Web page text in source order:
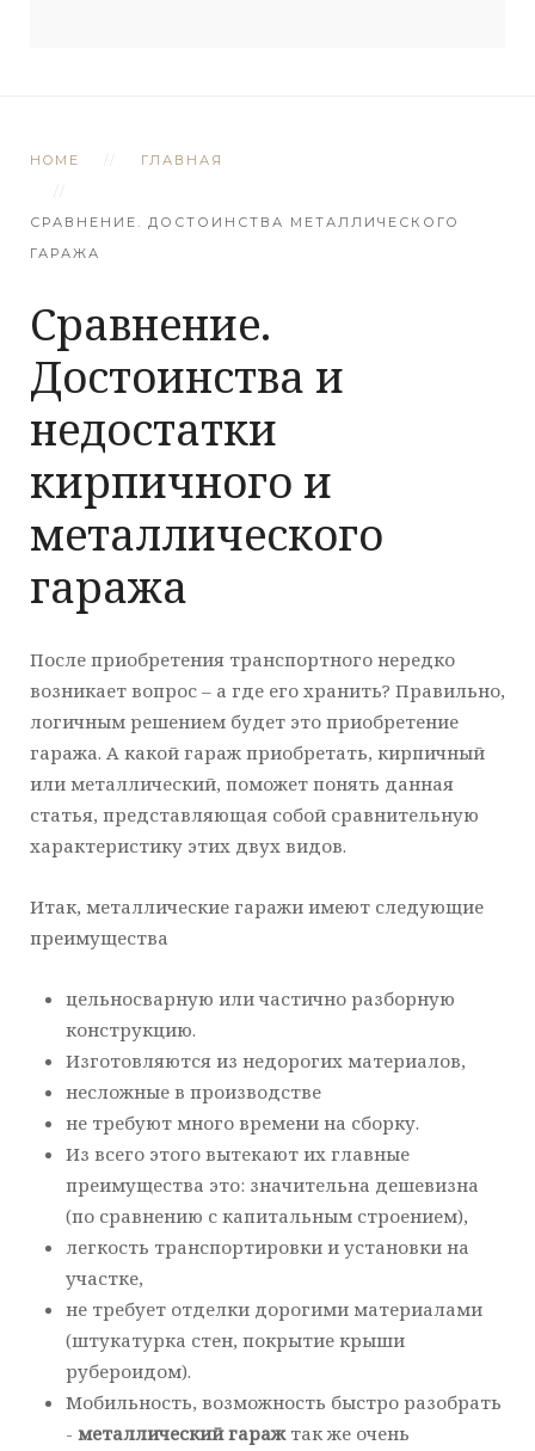
HOME ГЛАВНАЯ
СРАВНЕНИЕ. ДОСТОИНСТВА МЕТАЛЛИЧЕСКОГО
ГАРАЖА
Сравнение.
Достоинства и
недостатки
кирпичного и
металлического
гаража
После приобретения транспортного нередко
возникает вопрос – а где его хранить? Правильно,
логичным решением будет это приобретение
гаража. А какой гараж приобретать, кирпичный
или металлический, поможет понять данная
статья, представляющая собой сравнительную
характеристику этих двух видов.
Итак, металлические гаражи имеют следующие
преимущества
цельносварную или частично разборную
конструкцию.
Изготовляются из недорогих материалов,
несложные в производстве
не требуют много времени на сборку.
Из всего этого вытекают их главные
преимущества это: значительна дешевизна
(по сравнению с капитальным строением),
легкость транспортировки и установки на
участке,
не требует отделки дорогими материалами
(штукатурка стен, покрытие крыши
рубероидом).
Мобильность, возможность быстро разобрать
- металлический гаражтак же очень